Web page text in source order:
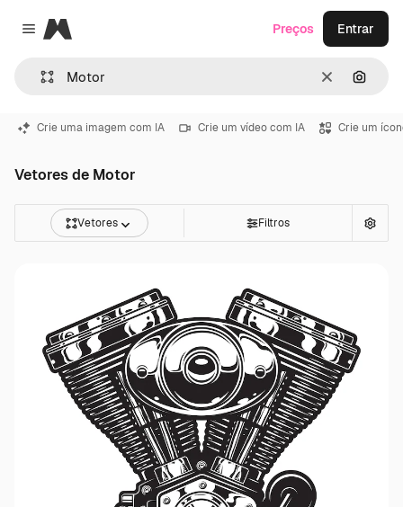
Close menu
Magnific
Limpar
Preços Entrar
Crie uma imagem com IA Crie um vídeo com IA Crie um
Vetores de Motor
Vetores Filtros